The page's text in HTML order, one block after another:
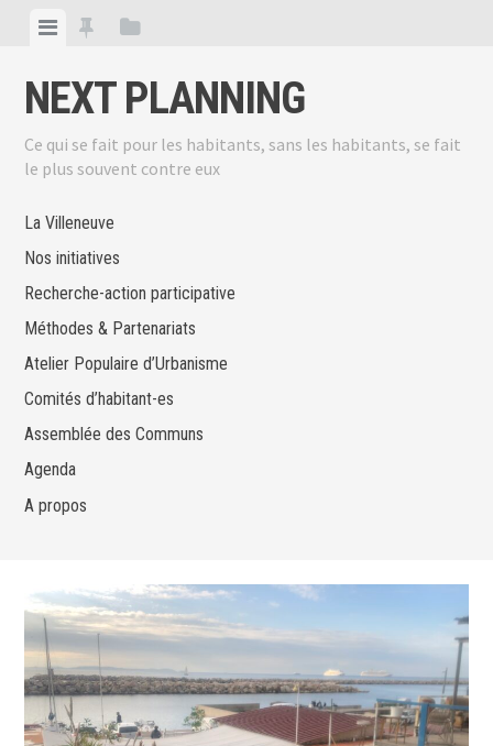
content
ViewView
posts
View
NEXT PLANNING
Ce qui se fait pour les habitants, sans les habitants, se fait
le plus souvent contre eux
La Villeneuve
Nos initiatives
Recherche-action participative
Méthodes & Partenariats
Atelier Populaire d’Urbanisme
Comités d’habitant-es
Assemblée des Communs
Agenda
A propos